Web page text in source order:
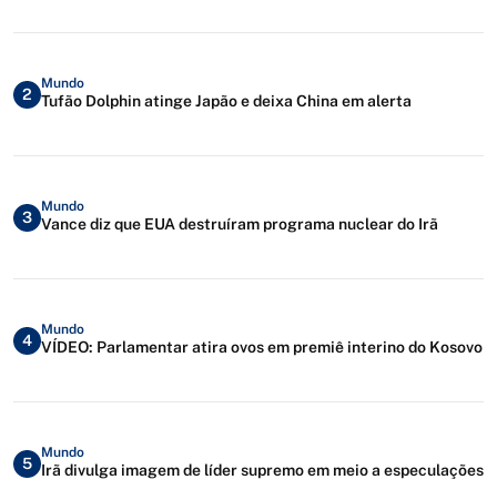
2
Mundo
Tufão Dolphin atinge Japão e deixa China em alerta
3
Mundo
Vance diz que EUA destruíram programa nuclear do Irã
4
Mundo
VÍDEO: Parlamentar atira ovos em premiê interino do Kosovo
5
Mundo
Irã divulga imagem de líder supremo em meio a especulações